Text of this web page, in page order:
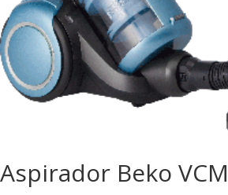
Aspirador Beko